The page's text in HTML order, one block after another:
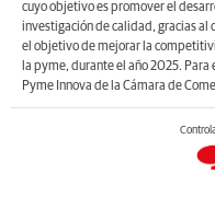
cuyo objetivo es promover el
investigación de calidad, gracias al
el objetivo de mejorar la
la pyme, durante el año 2025.
Pyme Innova de la Cámara de